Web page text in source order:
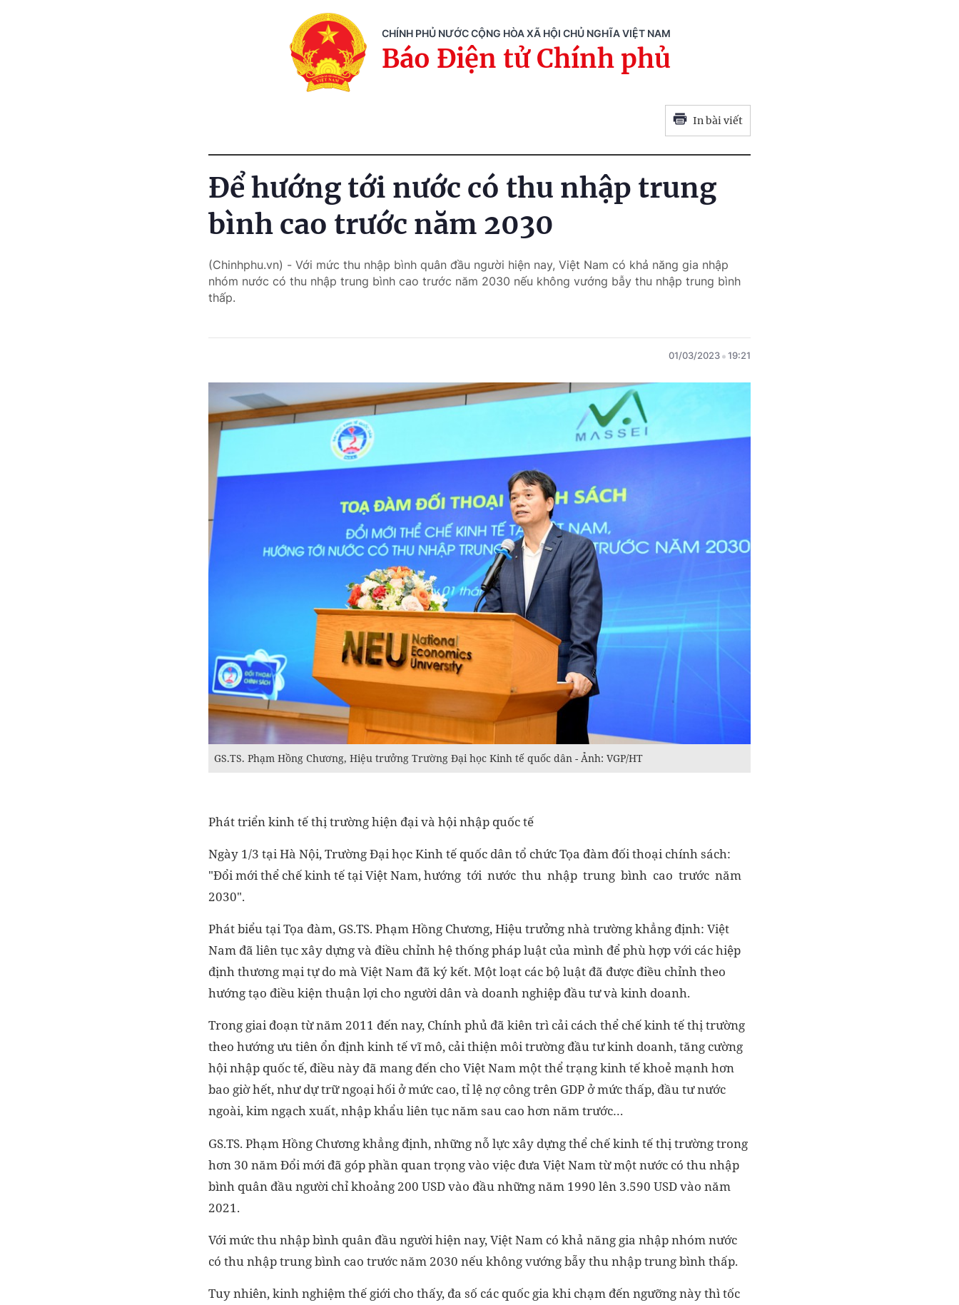
CHÍNH PHỦ NƯỚC CỘNG HÒA XÃ HỘI CHỦ NGHĨA VIỆT NAM
Báo Điện tử Chính phủ
In bài viết
Để hướng tới nước có thu nhập trung
bình cao trước năm 2030
(Chinhphu.vn) - Với mức thu nhập bình quân đầu người hiện nay, Việt Nam có khả năng gia nhập
nhóm nước có thu nhập trung bình cao trước năm 2030 nếu không vướng bẫy thu nhập trung bình
thấp.
01/03/2023 19:21
GS.TS. Phạm Hồng Chương, Hiệu trưởng Trường Đại học Kinh tế quốc dân - Ảnh: VGP/HT
Phát triển kinh tế thị trường hiện đại và hội nhập quốc tế
Ngày 1/3 tại Hà Nội, Trường Đại học Kinh tế quốc dân tổ chức Tọa đàm đối thoại chính sách:
"Đổi mới thể chế kinh tế tại Việt Nam, hướng tới nước thu nhập trung bình cao trước năm
2030".
Phát biểu tại Tọa đàm, GS.TS. Phạm Hồng Chương, Hiệu trưởng nhà trường khẳng định: Việt
Nam đã liên tục xây dựng và điều chỉnh hệ thống pháp luật của mình để phù hợp với các hiệp
định thương mại tự do mà Việt Nam đã ký kết. Một loạt các bộ luật đã được điều chỉnh theo
hướng tạo điều kiện thuận lợi cho người dân và doanh nghiệp đầu tư và kinh doanh.
Trong giai đoạn từ năm 2011 đến nay, Chính phủ đã kiên trì cải cách thể chế kinh tế thị trường
theo hướng ưu tiên ổn định kinh tế vĩ mô, cải thiện môi trường đầu tư kinh doanh, tăng cường
hội nhập quốc tế, điều này đã mang đến cho Việt Nam một thể trạng kinh tế khoẻ mạnh hơn
bao giờ hết, như dự trữ ngoại hối ở mức cao, tỉ lệ nợ công trên GDP ở mức thấp, đầu tư nước
ngoài, kim ngạch xuất, nhập khẩu liên tục năm sau cao hơn năm trước…
GS.TS. Phạm Hồng Chương khẳng định, những nỗ lực xây dựng thể chế kinh tế thị trường trong
hơn 30 năm Đổi mới đã góp phần quan trọng vào việc đưa Việt Nam từ một nước có thu nhập
bình quân đầu người chỉ khoảng 200 USD vào đầu những năm 1990 lên 3.590 USD vào năm
2021.
Với mức thu nhập bình quân đầu người hiện nay, Việt Nam có khả năng gia nhập nhóm nước
có thu nhập trung bình cao trước năm 2030 nếu không vướng bẫy thu nhập trung bình thấp.
Tuy nhiên, kinh nghiệm thế giới cho thấy, đa số các quốc gia khi chạm đến ngưỡng này thì tốc